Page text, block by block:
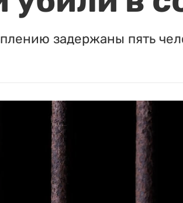
задержаны пять